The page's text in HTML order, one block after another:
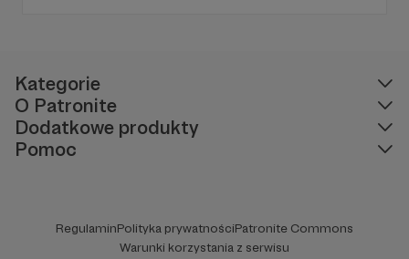
Kategorie
O Patronite
Dodatkowe produkty
Pomoc
RegulaminPolityka prywatnościPatronite Commons
Warunki korzystania z serwisu